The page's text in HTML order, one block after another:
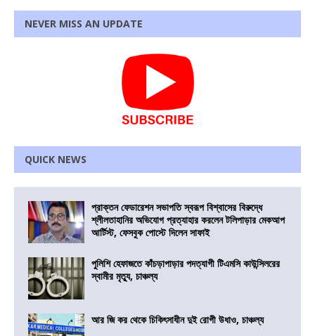
NEVER MISS AN UPDATE
QUICK NEWS
প্রাক্তন ফেডারেশন সভাপতি স্বরূপ বিশ্বাসের বিরুদ্ধে
শ্লীলতাহানির অভিযোগ প্রত্যাহার করলেন টলিপাড়ার মেকআপ
আর্টিস্ট, ফেসবুক পোস্টে দিলেন সাফাই
পুলিশি হেফাজতে কাঁচড়াপাড়ার পদত্যাগী টিএমসি কাউন্সিলরের
স্বামীর মৃত্যু, চাঞ্চল্য
আর জি কর থেকে চিকিৎসাধীন দুই রোগী উধাও, চাঞ্চল্য